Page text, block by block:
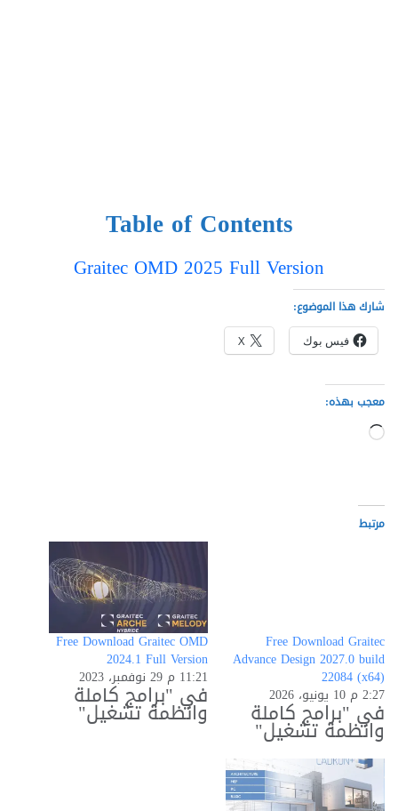
Table of Contents
Graitec OMD 2025 Full Version
شارك هذا الموضوع:
فيس بوك X
معجب بهذه:
جاري
مرتبط
Free Download Graitec
Advance Design 2027.0 build
22084 (x64)
2:27 م 10 يونيو، 2026
في "برامج كاملة
وانظمة تشغيل"
Free Download Graitec OMD
2024.1 Full Version
11:21 م 29 نوفمبر، 2023
في "برامج كاملة
وانظمة تشغيل"